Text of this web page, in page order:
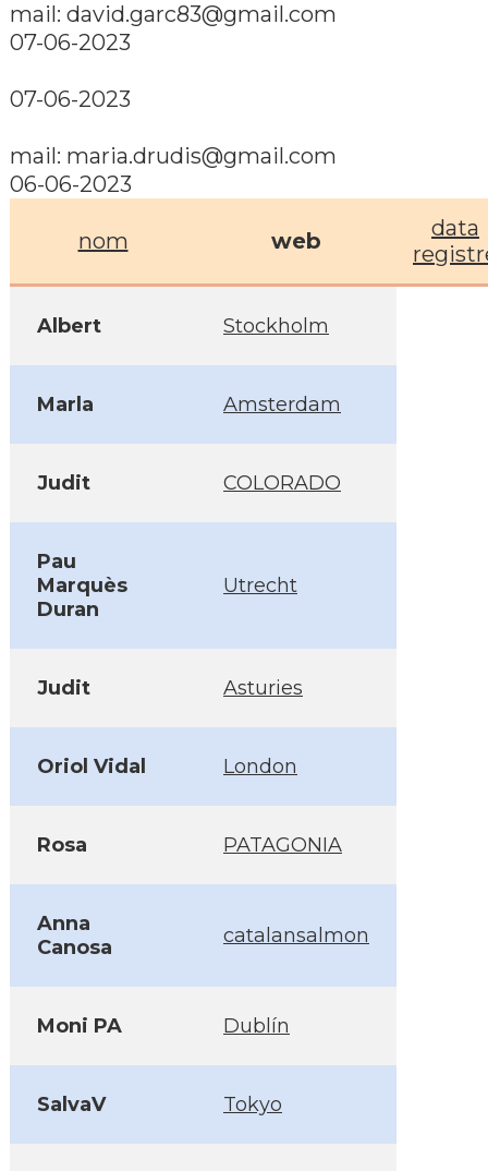
mail: david.garc83@gmail.com
07-06-2023
07-06-2023
mail: maria.drudis@gmail.com
06-06-2023
nom web
data
Albert Stockholm
Marla Amsterdam
Judit COLORADO
Pau
Marquès
Duran
Utrecht
Judit Asturies
Oriol Vidal London
Rosa PATAGONIA
Anna
Canosa
catalansalmon
Moni PA Dublín
SalvaV Tokyo